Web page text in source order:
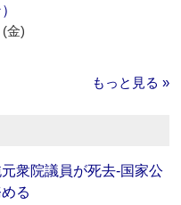
金)
もっと見る »
元衆院議員が死去‐国家公
る